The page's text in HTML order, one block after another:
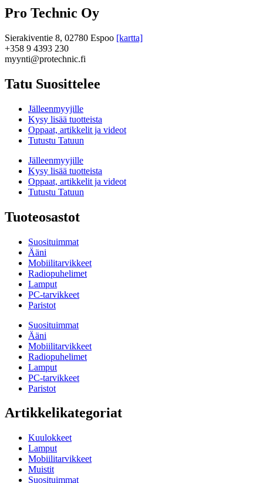
Pro Technic Oy
Sierakiventie 8, 02780 Espoo [kartta]
+358 9 4393 230
myynti@protechnic.fi
Tatu Suosittelee
Jälleenmyyjille
Kysy lisää tuotteista
Oppaat, artikkelit ja videot
Tutustu Tatuun
Jälleenmyyjille
Kysy lisää tuotteista
Oppaat, artikkelit ja videot
Tutustu Tatuun
Tuoteosastot
Suosituimmat
Ääni
Mobiilitarvikkeet
Radiopuhelimet
Lamput
PC-tarvikkeet
Paristot
Suosituimmat
Ääni
Mobiilitarvikkeet
Radiopuhelimet
Lamput
PC-tarvikkeet
Paristot
Artikkelikategoriat
Kuulokkeet
Lamput
Mobiilitarvikkeet
Muistit
Suosituimmat